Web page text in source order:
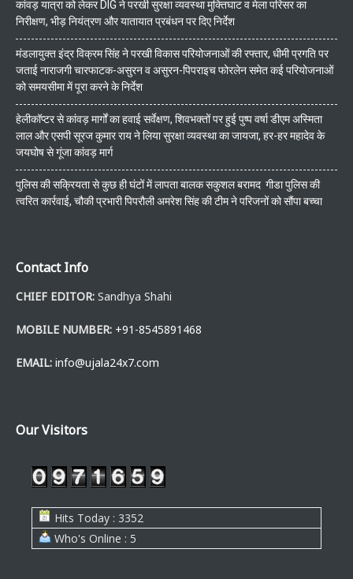
कांवड़ यात्रा को लेकर DIG ने परखी सुरक्षा व्यवस्था मुक्तिघाट व मेला परिसर का
निरीक्षण, भीड़ नियंत्रण और यातायात प्रबंधन पर दिए निर्देश
मंडलायुक्त इंद्र विक्रम सिंह ने परखी विकास परियोजनाओं की रफ्तार, धीमी प्रगति पर
जताई नाराजगी चारफाटक-असुरन व असुरन-पिपराइच फोरलेन समेत कई परियोजनाओं
को समयसीमा में पूरा करने के निर्देश
हेलीकॉप्टर से कांवड़ मार्गों का हवाई सर्वेक्षण, शिवभक्तों पर हुई पुष्प वर्षा डीएम अस्मिता
लाल और एसपी सूरज कुमार राय ने लिया सुरक्षा व्यवस्था का जायजा, हर-हर महादेव के
जयघोष से गूंजा कांवड़ मार्ग
पुलिस की सक्रियता से कुछ ही घंटों में लापता बालक सकुशल बरामद गीडा पुलिस की
त्वरित कार्रवाई, चौकी प्रभारी पिपरौली अमरेश सिंह की टीम ने परिजनों को सौंपा बच्चा
Contact Info
CHIEF EDITOR: Sandhya Shahi
MOBILE NUMBER: +91-8545891468
EMAIL: info@ujala24x7.com
Our Visitors
Hits Today : 3352
Who's Online : 5